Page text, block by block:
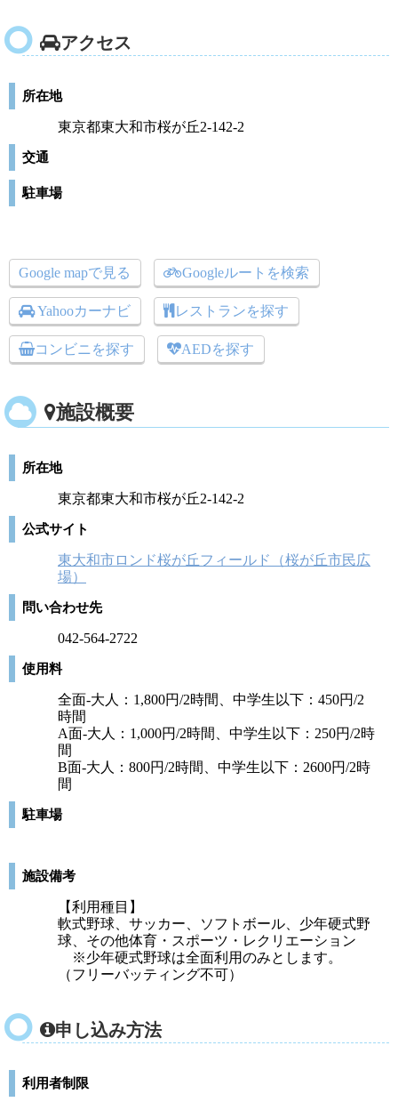
アクセス
所在地
東京都東大和市桜が丘2-142-2
交通
駐車場
Google mapで見る Googleルートを検索
Yahooカーナビ レストランを探す
コンビニを探す AEDを探す
施設概要
所在地
東京都東大和市桜が丘2-142-2
公式サイト
東大和市ロンド桜が丘フィールド（桜が丘市民広
場）
問い合わせ先
042-564-2722
使用料
全面-大人：1,800円/2時間、中学生以下：450円/2
時間
A面-大人：1,000円/2時間、中学生以下：250円/2時
間
B面-大人：800円/2時間、中学生以下：2600円/2時
間
駐車場
施設備考
【利用種目】
軟式野球、サッカー、ソフトボール、少年硬式野
球、その他体育・スポーツ・レクリエーション
※少年硬式野球は全面利用のみとします。
（フリーバッティング不可）
申し込み方法
利用者制限